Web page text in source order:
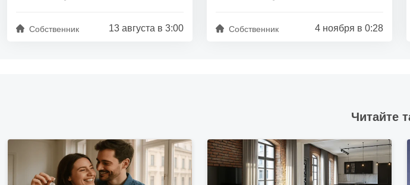
Собственник 13 августа в 3:00 Собственник 4 ноября в 0:28
Читайте